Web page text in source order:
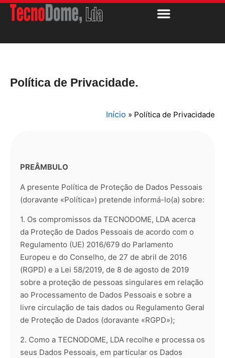
Política de Privacidade.
Início » Política de Privacidade
PREÂMBULO
A presente Política de Proteção de Dados Pessoais
(doravante «Política») pretende informá-lo(a) sobre:
1. Os compromissos da TECNODOME, LDA acerca
da Proteção de Dados Pessoais de acordo com o
Regulamento (UE) 2016/679 do Parlamento
Europeu e do Conselho, de 27 de abril de 2016
(RGPD) e a Lei 58/2019, de 8 de agosto de 2019
sobre a proteção de pessoas singulares em relação
ao Processamento de Dados Pessoais e sobre a
livre circulação de tais dados ou Regulamento Geral
de Proteção de Dados (doravante «RGPD»);
2. Como a TECNODOME, LDA recolhe e processa os
seus Dados Pessoais, em particular os Dados